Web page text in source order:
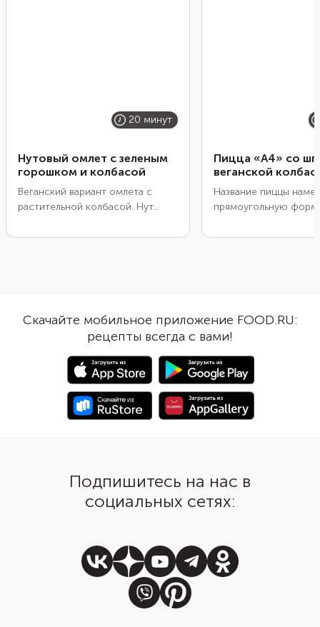
20 минут
Нутовый омлет с зеленым
горошком и колбасой
Веганский вариант омлета с
растительной колбасой. Нут
Пицца «А4» со
веганской
Название пиццы
прямоугольную
лаваш. Благодаря
Скачайте мобильное приложение FOOD.RU:
рецепты всегда с вами!
Подпишитесь на нас в
социальных сетях: